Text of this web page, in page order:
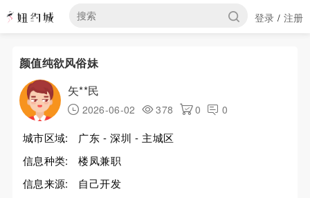
登录 / 注册
颜值纯欲风俗妹
矢**民
2026-06-02 378 0 0
城市区域:
广东 - 深圳 - 主城区
信息种类:
楼凤兼职
信息来源:
自己开发